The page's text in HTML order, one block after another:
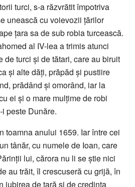
turci, s-a răzvrătit împotriva
unească cu voievozii țărilor
țara sa de sub robia turcească.
al IV-lea a trimis atunci
de turci și de tătari, care au biruit
și alte dăți, prăpăd și pustiire
prădând și omorând, iar la
ei și o mare mulțime de robi
peste Dunăre.
toamna anului 1659. Iar între cei
tânăr, cu numele de Ioan, care
lui, cărora nu li se știe nici
au trăit, îl crescuseră cu grijă, în
iubirea de țară și de credința